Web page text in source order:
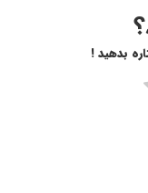
بدهید !